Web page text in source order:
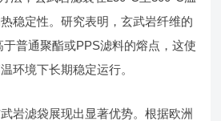
稳定性。研究表明，玄武岩纤维的
于普通聚酯或PPS滤料的熔点，这使
环境下长期稳定运行。
岩滤袋展现出显著优势。根据欧洲